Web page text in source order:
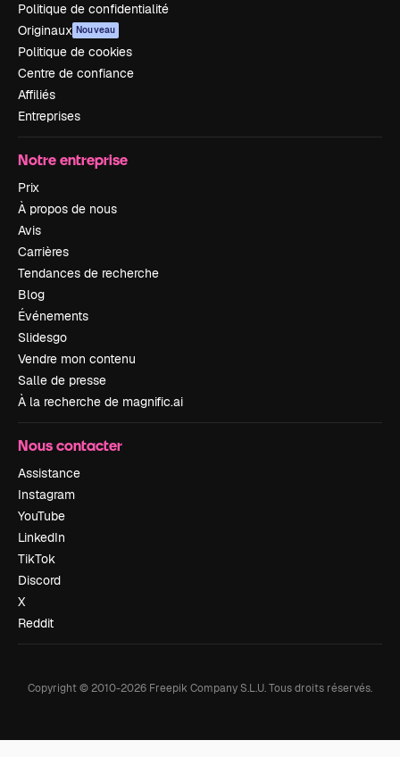
Politique de confidentialité
Originaux Nouveau
Politique de cookies
Centre de confiance
Affiliés
Entreprises
Notre entreprise
Prix
À propos de nous
Avis
Carrières
Tendances de recherche
Blog
Événements
Slidesgo
Vendre mon contenu
Salle de presse
À la recherche de magnific.ai
Nous contacter
Assistance
Instagram
YouTube
LinkedIn
TikTok
Discord
X
Reddit
Copyright © 2010-2026 Freepik Company S.L.U.Tous droits réservés.